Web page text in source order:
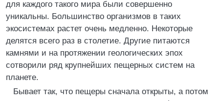
для каждого такого мира были совершенно
уникальны. Большинство организмов в таких
экосистемах растет очень медленно. Некоторые
делятся всего раз в столетие. Другие питаются
камнями и на протяжении геологических эпох
сотворили ряд крупнейших пещерных систем на
планете.
Бывает так, что пещеры сначала открыты, а потом